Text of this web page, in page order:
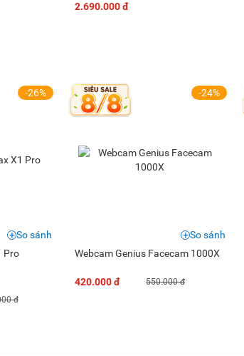
2.690.000 đ
-26%
Pro
đ
So sánh
-24%
Webcam Genius Facecam 1000X
420.000 đ 550.000 đ
So sánh